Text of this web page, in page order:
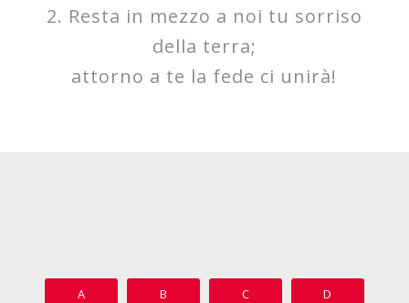
2. Resta in mezzo a noi tu sorriso
della terra;
attorno a te la fede ci unirà!
A B C D